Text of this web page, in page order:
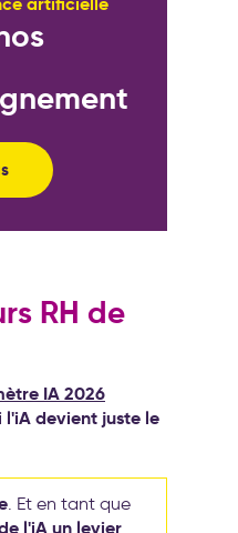
RH de
IA 2026
l'iA devient juste le
. Et en tant que
l'iA un levier